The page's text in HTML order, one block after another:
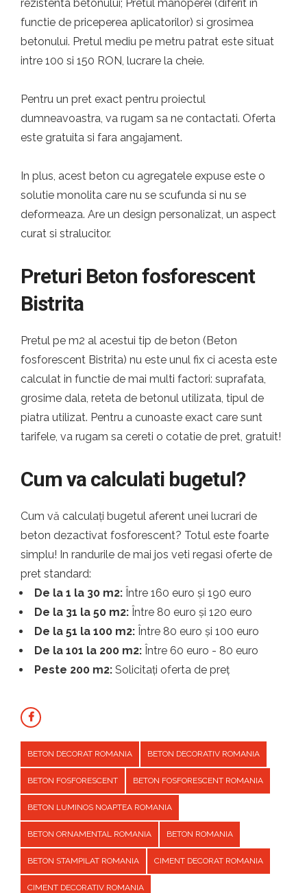
rezistenta betonului; Pretul manoperei (diferit in
functie de priceperea aplicatorilor) si grosimea
betonului. Pretul mediu pe metru patrat este situat
intre 100 si 150 RON, lucrare la cheie.
Pentru un pret exact pentru proiectul
dumneavoastra, va rugam sa ne contactati. Oferta
este gratuita si fara angajament.
In plus, acest beton cu agregatele expuse este o
solutie monolita care nu se scufunda si nu se
deformeaza. Are un design personalizat, un aspect
curat si stralucitor.
Preturi Beton fosforescent
Bistrita
Pretul pe m2 al acestui tip de beton (Beton
fosforescent Bistrita) nu este unul fix ci acesta este
calculat in functie de mai multi factori: suprafata,
grosime dala, reteta de betonul utilizata, tipul de
piatra utilizat. Pentru a cunoaste exact care sunt
tarifele, va rugam sa cereti o cotatie de pret, gratuit!
Cum va calculati bugetul?
Cum vă calculați bugetul aferent unei lucrari de
beton dezactivat fosforescent? Totul este foarte
simplu! In randurile de mai jos veti regasi oferte de
pret standard:
De la 1 la 30 m2: Între 160 euro și 190 euro
De la 31 la 50 m2: Între 80 euro și 120 euro
De la 51 la 100 m2: Între 80 euro și 100 euro
De la 101 la 200 m2: Între 60 euro - 80 euro
Peste 200 m2: Solicitați oferta de preț
BETON DECORAT ROMANIA BETON DECORATIV ROMANIA
BETON FOSFORESCENT BETON FOSFORESCENT ROMANIA
BETON LUMINOS NOAPTEA ROMANIA
BETON ORNAMENTAL ROMANIA BETON ROMANIA
BETON STAMPILAT ROMANIA CIMENT DECORAT ROMANIA
CIMENT DECORATIV ROMANIA